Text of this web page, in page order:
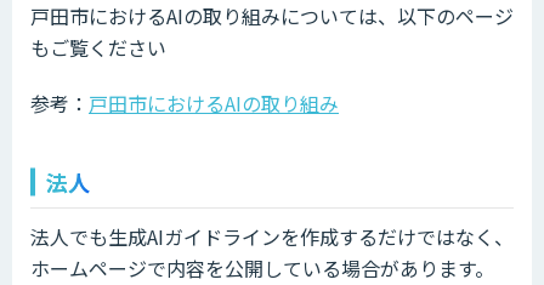
戸田市におけるAIの取り組みについては、以下のページ
もご覧ください
参考： 戸田市におけるAIの取り組み
法人
法人でも生成AIガイドラインを作成するだけではなく、
ホームページで内容を公開している場合があります。